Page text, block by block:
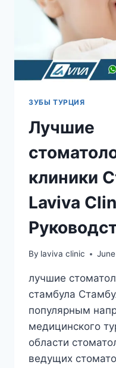
ЗУБЫ ТУРЦИЯ
Лучшие
клиники
Laviva
By laviva clinic
лучшие
стамбула
популярным
медицинского
области
ведущих